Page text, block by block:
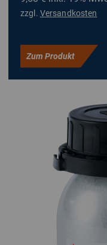
zzgl. Versandkosten
Zum Produkt